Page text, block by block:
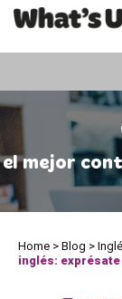
el mejor
Home > Blog >
inglés: